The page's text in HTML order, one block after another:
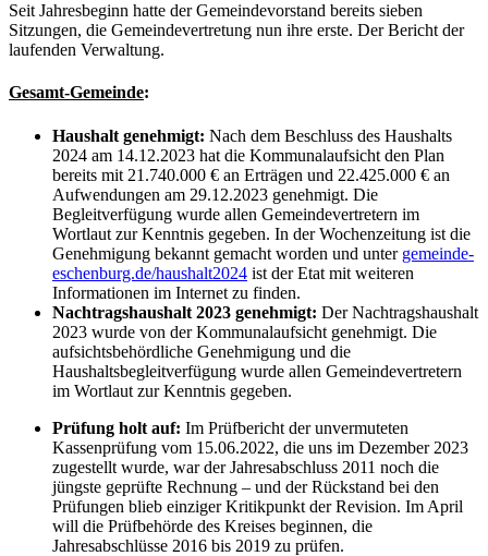
Seit Jahresbeginn hatte der Gemeindevorstand bereits sieben
Sitzungen, die Gemeindevertretung nun ihre erste. Der Bericht der
laufenden Verwaltung.
Gesamt-Gemeinde:
Haushalt genehmigt: Nach dem Beschluss des Haushalts
2024 am 14.12.2023 hat die Kommunalaufsicht den Plan
bereits mit 21.740.000 € an Erträgen und 22.425.000 € an
Aufwendungen am 29.12.2023 genehmigt. Die
Begleitverfügung wurde allen Gemeindevertretern im
Wortlaut zur Kenntnis gegeben. In der Wochenzeitung ist die
Genehmigung bekannt gemacht worden und unter gemeinde-
eschenburg.de/haushalt2024 ist der Etat mit weiteren
Informationen im Internet zu finden.
Nachtragshaushalt 2023 genehmigt: Der Nachtragshaushalt
2023 wurde von der Kommunalaufsicht genehmigt. Die
aufsichtsbehördliche Genehmigung und die
Haushaltsbegleitverfügung wurde allen Gemeindevertretern
im Wortlaut zur Kenntnis gegeben.
Prüfung holt auf: Im Prüfbericht der unvermuteten
Kassenprüfung vom 15.06.2022, die uns im Dezember 2023
zugestellt wurde, war der Jahresabschluss 2011 noch die
jüngste geprüfte Rechnung – und der Rückstand bei den
Prüfungen blieb einziger Kritikpunkt der Revision. Im April
will die Prüfbehörde des Kreises beginnen, die
Jahresabschlüsse 2016 bis 2019 zu prüfen.